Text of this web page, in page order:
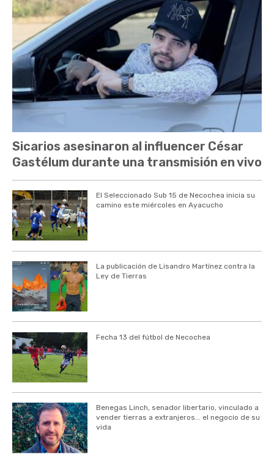
Sicarios asesinaron al influencer César
Gastélum durante una transmisión en vivo
El Seleccionado Sub 15 de Necochea inicia su
camino este miércoles en Ayacucho
La publicación de Lisandro Martínez contra la
Ley de Tierras
Fecha 13 del fútbol de Necochea
Benegas Linch, senador libertario, vinculado a
vender tierras a extranjeros... el negocio de su
vida